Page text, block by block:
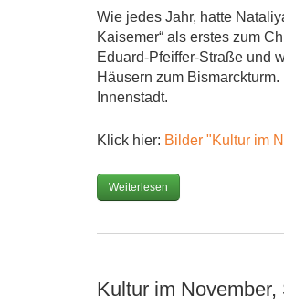
Wie jedes Jahr, hatte
Kaisemer“ als erstes zum
Eduard-Pfeiffer-Straße und
Häusern zum
Innenstadt.
Klick hier: Bilder "Kultur im
Weiterlesen
Kultur im November,